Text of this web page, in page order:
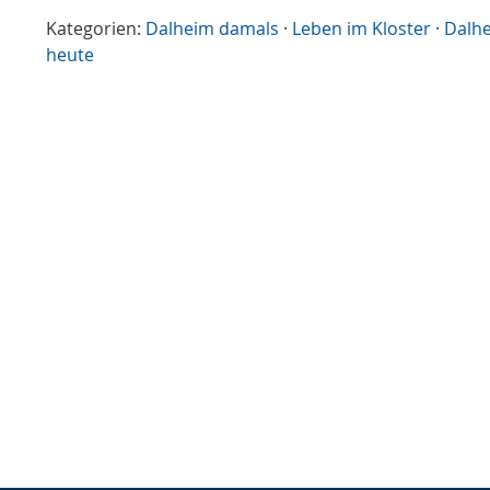
Kategorien: Dalheim damals · Leben im Kloster ·
heute